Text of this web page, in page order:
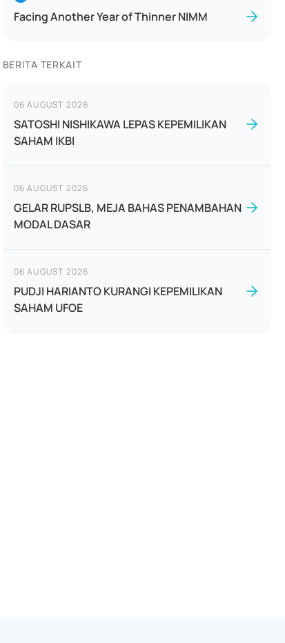
Facing Another Year of Thinner NIMM
BERITA TERKAIT
06 AUGUST 2026
SATOSHI NISHIKAWA LEPAS KEPEMILIKAN
SAHAM IKBI
06 AUGUST 2026
GELAR RUPSLB, MEJA BAHAS PENAMBAHAN
MODAL DASAR
06 AUGUST 2026
PUDJI HARIANTO KURANGI KEPEMILIKAN
SAHAM UFOE